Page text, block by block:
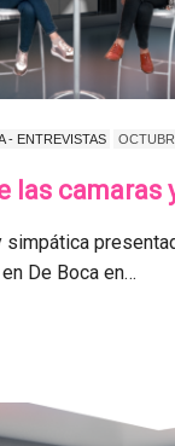
- ENTREVISTAS
las camaras
simpática
De Boca en…